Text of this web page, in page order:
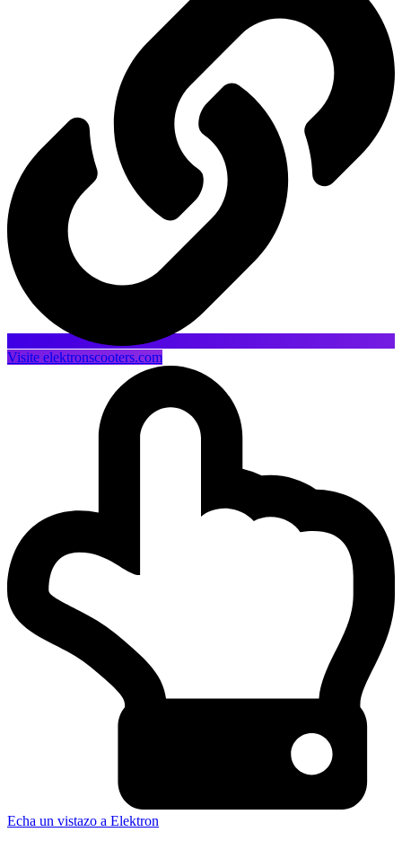
Visite elektronscooters.com
Echa un vistazo a Elektron